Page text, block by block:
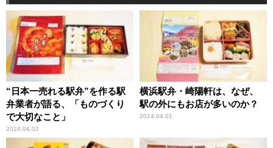
“日本一売れる駅弁”を作る駅
弁業者が語る、「ものづくり
で大切なこと」
2024.04.02
横浜駅弁・崎陽軒は、なぜ、
駅の外にもお店が多いのか？
2024.04.01